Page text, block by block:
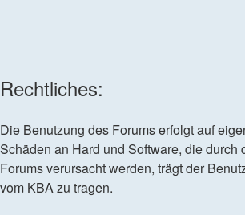
Rechtliches:
Die Benutzung des Forums erfolgt auf
Schäden an Hard und Software, die durch
Forums verursacht werden, trägt der
vom KBA zu tragen.